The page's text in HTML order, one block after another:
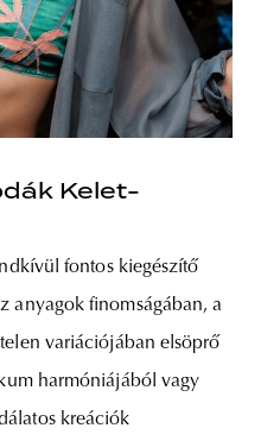
Kelet-
fontos kiegészítő
anyagok finomságában, a
variációjában elsöprő
harmóniájából vagy
kreációk